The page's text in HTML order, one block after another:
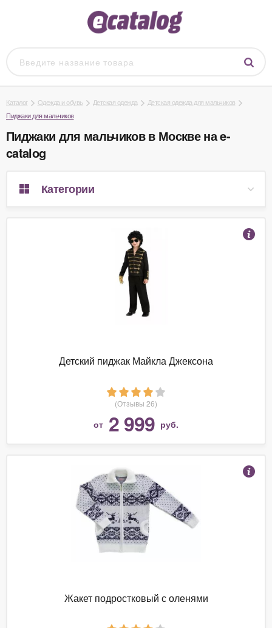
Каталог Одежда и обувь Детская одежда
Детская одежда для мальчиков
Пиджаки для мальчиков
Пиджаки для мальчиков в Москве на e-
catalog
Категории
Детский пиджак Майкла Джексона
(Отзывы 26)
от 2 999 руб.
Жакет подростковый с оленями